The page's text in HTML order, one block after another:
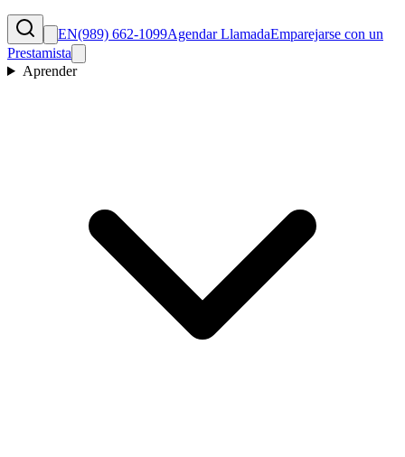
EN(989) 662-1099Agendar LlamadaEmparejarse con un
Prestamista
Aprender